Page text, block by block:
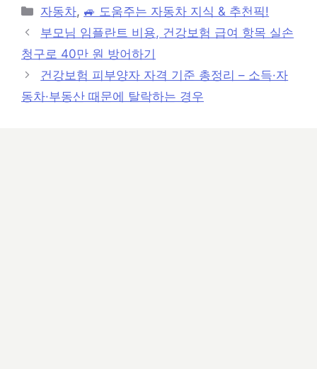
카
테
고
리
자동차, 🚙 도움주는 자동차 지식 & 추천픽!
부모님 임플란트 비용, 건강보험 급여 항목 실손
청구로 40만 원 방어하기
건강보험 피부양자 자격 기준 총정리 – 소득·자
동차·부동산 때문에 탈락하는 경우